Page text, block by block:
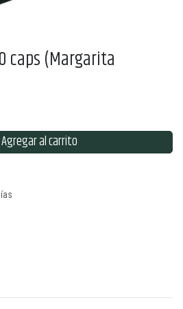
caps (Margarita
Agregar al carrito